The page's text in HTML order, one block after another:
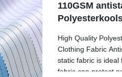
110GSM
High Quality
Clothing Fabric
static fabric is ideal
fabric can protect